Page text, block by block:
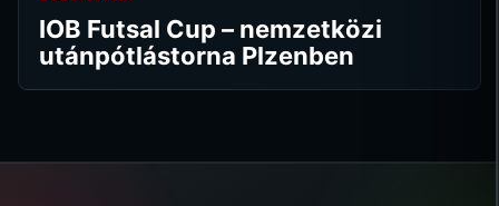
IOB Futsal Cup – nemzetközi
utánpótlástorna Plzenben